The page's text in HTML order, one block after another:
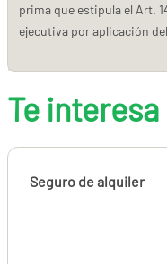
prima que estipula el Art.
ejecutiva por aplicación
Te interesa
Seguro de alquiler